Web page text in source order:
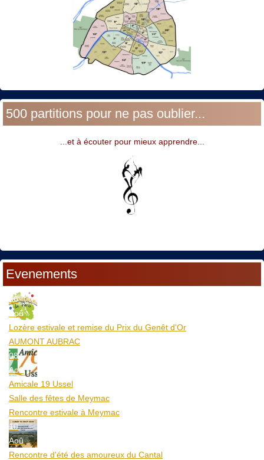
500 partitions pour ne pas oublier...
...et à écouter pour mieux apprendre...
Evenements
06
Aoû
Lozère estivale et remise du Prix du Genêt d'Or
AUMONT AUBRAC
08
Aoû
Amicale 19 Ussel
Salle des fêtes de Meymac
Rencontre estivale à Meymac
10
Aoû
Rencontre d'été des amoureux du Cantal